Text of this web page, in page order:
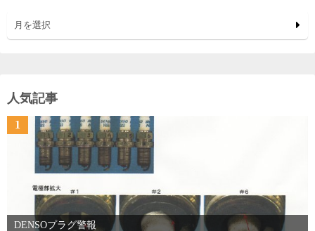
月を選択
人気記事
1
DENSOプラグ警報